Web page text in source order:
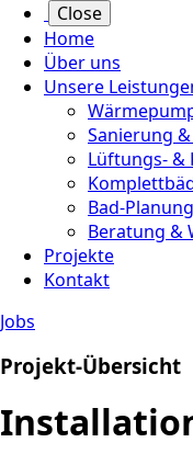
Close
Home
Über uns
Unsere
Sanierung
Lüftungs- &
Bad-Planung
Beratung &
Projekte
Kontakt
Jobs
Projekt-Übersicht